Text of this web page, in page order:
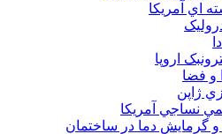
اي آمريکا
اروپا
و فضا
ژاپن
نساجي آمريکا
و گرمايش دما در ساختمان